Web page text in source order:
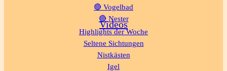
🔴 Vogelbad
🔴 Nester
Videos
Highlights der Woche
Seltene Sichtungen
Nistkästen
Igel